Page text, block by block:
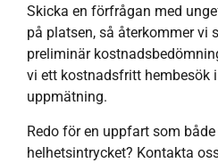
Skicka en förfrågan med
på platsen, så återkommer vi
preliminär
vi ett kostnadsfritt hembesök
uppmätning.
Redo för en uppfart som
helhetsintrycket? Kontakta